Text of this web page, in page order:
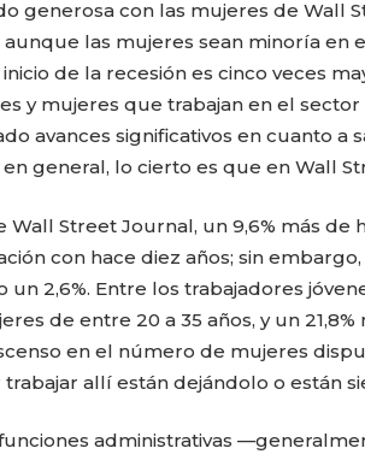
generosa con las mujeres de Wall
las mujeres sean minoría en
de la recesión es cinco veces
y mujeres que trabajan en el
avances significativos en cuanto
general, lo cierto es que en Wall
Wall Street Journal, un 9,6% más
con hace diez años; sin
un 2,6%. Entre los trabajadores
de entre 20 a 35 años, y un
en el número de mujeres
allí están dejándolo o están
administrativas